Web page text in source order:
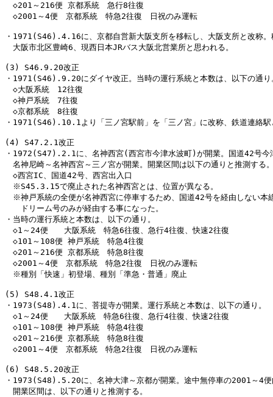
◇201～216便 京都系統　急行8往復
◇2001～4便　京都系統　特急2往復　日祝のみ運転
・1971(S46).4.16に、京都自営新大阪支所を移転し、大阪支所と改称。
大阪市北区豊崎6、現西日本JRバス大阪北営業所と思われる。
(3) S46.9.20改正
・1971(S46).9.20にダイヤ改正。当時の運行系統と本数は、以下の通り
◇大阪系統　12往復
◇神戸系統　7往復
◇京都系統　8往復
・1971(S46).10.1より「三ノ宮駅前」を「三ノ宮」に改称、鉄道連絡駅
(4) S47.2.1改正
・1972(S47).2.1に、名神西宮(西宮市今津水波町)が開業。国道42号今
名神尼崎～名神西宮～三ノ宮が開業。開業区間は以下の通りと推測する
◇西宮IC、国道42号、西宮出入口
※S45.3.15で廃止された名神西宮とは、位置が異なる。
※神戸系統の全便が名神西宮に停車するため、国道42号を経由しない本
ドリーム号のみが経由する事になった。
・当時の運行系統と本数は、以下の通り。
◇1～24便　　大阪系統　特急6往復、急行4往復、快速2往復
◇101～108便 神戸系統　特急4往復
◇201～216便 京都系統　特急8往復
◇2001～4便　京都系統　特急2往復　日祝のみ運転
※種別「快速」初登場、種別「準急・普通」廃止
(5) S48.4.1改正
・1973(S48).4.1に、菩提寺が開業。運行系統と本数は、以下の通り。
◇1～24便　　大阪系統　特急6往復、急行4往復、快速2往復
◇101～108便 神戸系統　特急4往復
◇201～216便 京都系統　特急8往復
◇2001～4便　京都系統　特急2往復　日祝のみ運転
(6) S48.5.20改正
・1973(S48).5.20に、名神大津～京都が開業。途中無停車の2001～4便
開業区間は、以下の通りと推測する。